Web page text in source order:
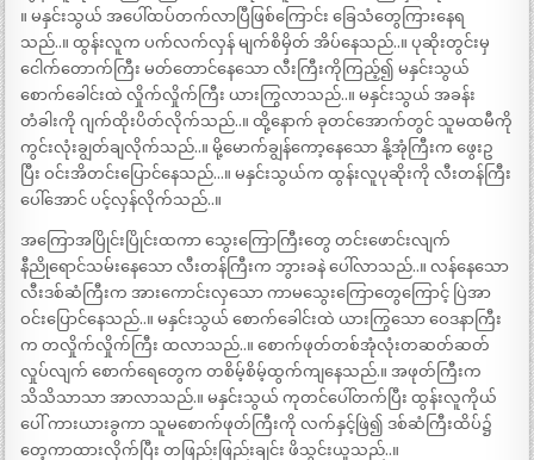
။ မနှင်းသွယ် အပေါ်ထပ်တက်လာပြီဖြစ်ကြောင်း ခြေသံတွေကြားနေရ
သည်..။ ထွန်းလူက ပက်လက်လှန် မျက်စိမှိတ် အိပ်နေသည်..။ ပုဆိုးတွင်းမှ
ငေါက်တောက်ကြီး မတ်တောင်နေသော လီးကြီးကိုကြည့်၍ မနှင်းသွယ်
စောက်ခေါင်းထဲ လှိုက်လှိုက်ကြီး ယားကြွလာသည်..။ မနှင်းသွယ် အခန်း
တံခါးကို ဂျက်ထိုးပိတ်လိုက်သည်..။ ထို့နောက် ခုတင်အောက်တွင် သူမထမီကို
ကွင်းလုံးချွတ်ချလိုက်သည်..။ မို့မောက်ချွန်ကော့နေသော နို့အုံကြီးက ဖွေးဥ
ပြီး ဝင်းအိတင်းပြောင်နေသည်…။ မနှင်းသွယ်က ထွန်းလူပုဆိုးကို လီးတန်ကြီး
ပေါ်အောင် ပင့်လှန်လိုက်သည်..။
အကြောအပြိုင်းပြိုင်းထကာ သွေးကြောကြီးတွေ တင်းဖောင်းလျက်
နီညိုရောင်သမ်းနေသော လီးတန်ကြီးက ဘွားခနဲ ပေါ်လာသည်..။ လန်နေသော
လီးဒစ်ဆံကြီးက အားကောင်းလှသော ကာမသွေးကြောတွေကြောင့် ပြဲအာ
ဝင်းပြောင်နေသည်..။ မနှင်းသွယ် စောက်ခေါင်းထဲ ယားကြွသော ဝေဒနာကြီး
က တလှိုက်လှိုက်ကြီး ထလာသည်..။ စောက်ဖုတ်တစ်အုံလုံးတဆတ်ဆတ်
လှုပ်လျက် စောက်ရေတွေက တစိမ့်စိမ့်ထွက်ကျနေသည်.။ အဖုတ်ကြီးက
သိသိသာသာ အာလာသည်.။ မနှင်းသွယ် ကုတင်ပေါ်တက်ပြီး ထွန်းလူကိုယ်
ပေါ် ကားယားခွကာ သူမစောက်ဖုတ်ကြီးကို လက်နှင့်ဖြဲ၍ ဒစ်ဆံကြီးထိပ်၌
တေ့ကာထားလိုက်ပြီး တဖြည်းဖြည်းချင်း ဖိသွင်းယူသည်..။